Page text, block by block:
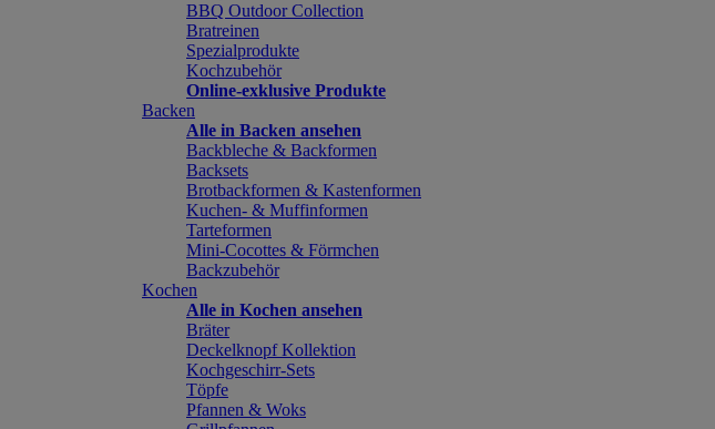
BBQ Outdoor Collection
Bratreinen
Spezialprodukte
Kochzubehör
Online-exklusive Produkte
Backen
Alle in Backen ansehen
Backbleche & Backformen
Backsets
Brotbackformen & Kastenformen
Kuchen- & Muffinformen
Tarteformen
Mini-Cocottes & Förmchen
Backzubehör
Kochen
Alle in Kochen ansehen
Bräter
Deckelknopf Kollektion
Kochgeschirr-Sets
Töpfe
Pfannen & Woks